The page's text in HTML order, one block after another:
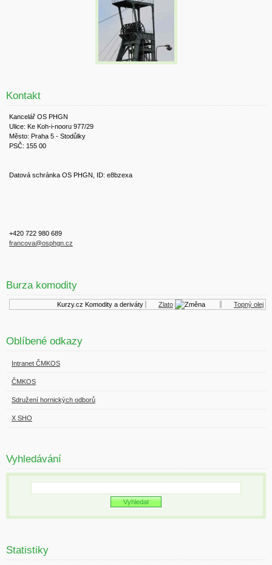
Kontakt
Kancelář OS PHGN
Ulice: Ke Koh-i-nooru 977/29
Město: Praha 5 - Stodůlky
PSČ: 155 00
Datová schránka OS PHGN, ID: e8bzexa
+420 722 980 689
francova@osphgn.cz
Burza komodity
Kurzy.cz Komodity a deriváty Zlato Topný olej
Oblíbené odkazy
Intranet ČMKOS
ČMKOS
Sdružení hornických odborů
X SHO
Vyhledávání
Statistiky